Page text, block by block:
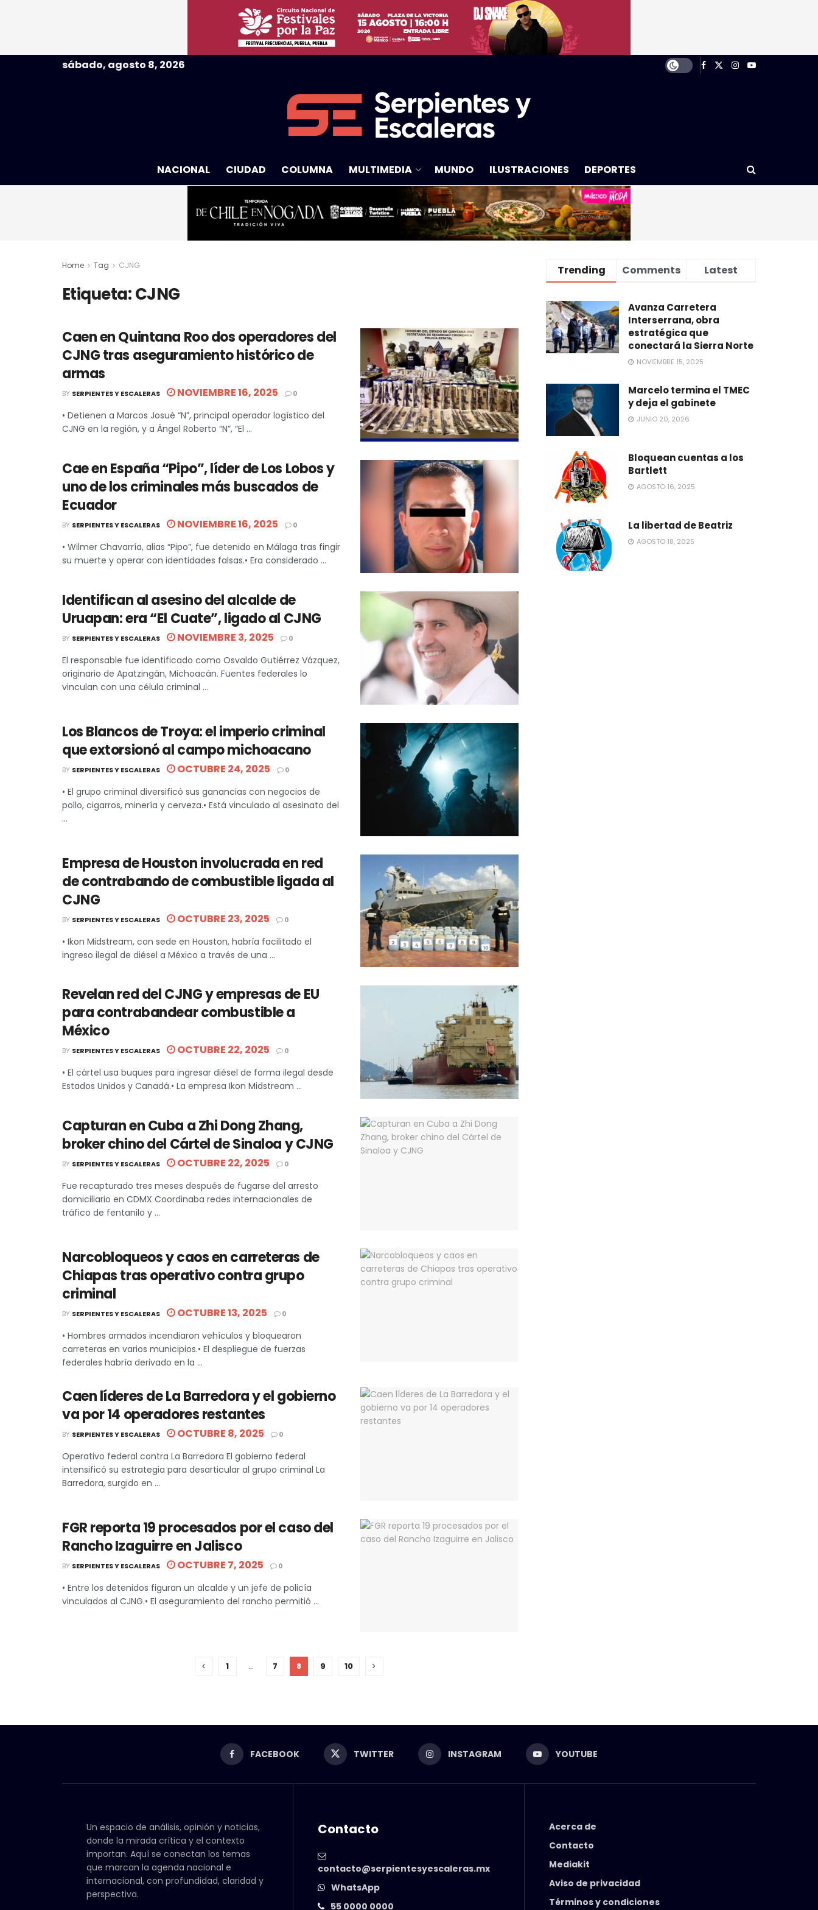
sábado, agosto 8, 2026
NACIONAL CIUDAD COLUMNA MULTIMEDIA MUNDO ILUSTRACIONES DEPORTES
Home Tag CJNG
Etiqueta:CJNG
Caen en Quintana Roo dos operadores del
CJNG tras aseguramiento histórico de
armas
BY SERPIENTES Y ESCALERAS NOVIEMBRE 16, 2025 0
• Detienen a Marcos Josué “N”, principal operador logístico del
CJNG en la región, y a Ángel Roberto “N”, “El ...
Cae en España “Pipo”, líder de Los Lobos y
uno de los criminales más buscados de
Ecuador
BY SERPIENTES Y ESCALERAS NOVIEMBRE 16, 2025 0
• Wilmer Chavarría, alias “Pipo”, fue detenido en Málaga tras fingir
su muerte y operar con identidades falsas.• Era considerado ...
Identifican al asesino del alcalde de
Uruapan: era “El Cuate”, ligado al CJNG
BY SERPIENTES Y ESCALERAS NOVIEMBRE 3, 2025 0
El responsable fue identificado como Osvaldo Gutiérrez Vázquez,
originario de Apatzingán, Michoacán. Fuentes federales lo
vinculan con una célula criminal ...
Los Blancos de Troya: el imperio criminal
que extorsionó al campo michoacano
BY SERPIENTES Y ESCALERAS OCTUBRE 24, 2025 0
• El grupo criminal diversificó sus ganancias con negocios de
pollo, cigarros, minería y cerveza.• Está vinculado al asesinato del
...
Empresa de Houston involucrada en red
de contrabando de combustible ligada al
CJNG
BY SERPIENTES Y ESCALERAS OCTUBRE 23, 2025 0
• Ikon Midstream, con sede en Houston, habría facilitado el
ingreso ilegal de diésel a México a través de una ...
Revelan red del CJNG y empresas de EU
para contrabandear combustible a
México
BY SERPIENTES Y ESCALERAS OCTUBRE 22, 2025 0
• El cártel usa buques para ingresar diésel de forma ilegal desde
Estados Unidos y Canadá.• La empresa Ikon Midstream ...
Capturan en Cuba a Zhi Dong Zhang,
broker chino del Cártel de Sinaloa y CJNG
BY SERPIENTES Y ESCALERAS OCTUBRE 22, 2025 0
Fue recapturado tres meses después de fugarse del arresto
domiciliario en CDMX Coordinaba redes internacionales de
tráfico de fentanilo y ...
Narcobloqueos y caos en carreteras de
Chiapas tras operativo contra grupo
criminal
BY SERPIENTES Y ESCALERAS OCTUBRE 13, 2025 0
• Hombres armados incendiaron vehículos y bloquearon
carreteras en varios municipios.• El despliegue de fuerzas
federales habría derivado en la ...
Caen líderes de La Barredora y el gobierno
va por 14 operadores restantes
BY SERPIENTES Y ESCALERAS OCTUBRE 8, 2025 0
Operativo federal contra La Barredora El gobierno federal
intensificó su estrategia para desarticular al grupo criminal La
Barredora, surgido en ...
FGR reporta 19 procesados por el caso del
Rancho Izaguirre en Jalisco
BY SERPIENTES Y ESCALERAS OCTUBRE 7, 2025 0
• Entre los detenidos figuran un alcalde y un jefe de policía
vinculados al CJNG.• El aseguramiento del rancho permitió ...
1 … 7 8 9 10
Trending Comments Latest
Avanza Carretera
Interserrana, obra
estratégica que
conectará la Sierra Norte
NOVIEMBRE 15, 2025
Marcelo termina el TMEC
y deja el gabinete
JUNIO 20, 2026
Bloquean cuentas a los
Bartlett
AGOSTO 16, 2025
La libertad de Beatriz
AGOSTO 18, 2025
FACEBOOK TWITTER INSTAGRAM YOUTUBE
Un espacio de análisis, opinión y noticias,
donde la mirada crítica y el contexto
importan. Aquí se conectan los temas
que marcan la agenda nacional e
internacional, con profundidad, claridad y
perspectiva.
Contacto
contacto@serpientesyescaleras.mx
WhatsApp
55 0000 0000
Acerca de
Contacto
Mediakit
Aviso de privacidad
Términos y condiciones